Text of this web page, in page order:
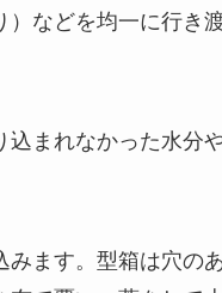
などを均一に行き
まれなかった水分
ます。型箱は穴のあ